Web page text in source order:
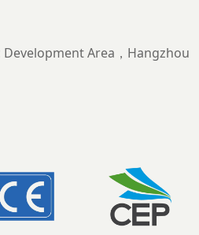
Area，Hangzhou